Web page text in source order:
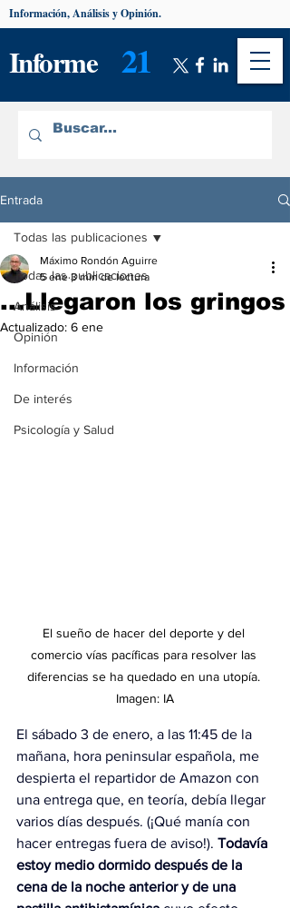
Informe 21
Información, Análisis y Opinión.
Entrada
Todas las publicaciones
Análisis
Opinión
Información
De interés
Psicología y Salud
Todas las publicaciones
...Llegaron los gringos
Máximo Rondón Aguirre
5 ene 3 min de lectura
Actualizado: 6 ene
El sueño de hacer del deporte y del
comercio vías pacíficas para resolver las
diferencias se ha quedado en una utopía.
Imagen: IA
El sábado 3 de enero, a las 11:45 de la
mañana, hora peninsular española, me
despierta el repartidor de Amazon con
una entrega que, en teoría, debía llegar
varios días después. (¡Qué manía con
hacer entregas fuera de aviso!). Todavía
estoy medio dormido después de la
cena de la noche anterior y de una